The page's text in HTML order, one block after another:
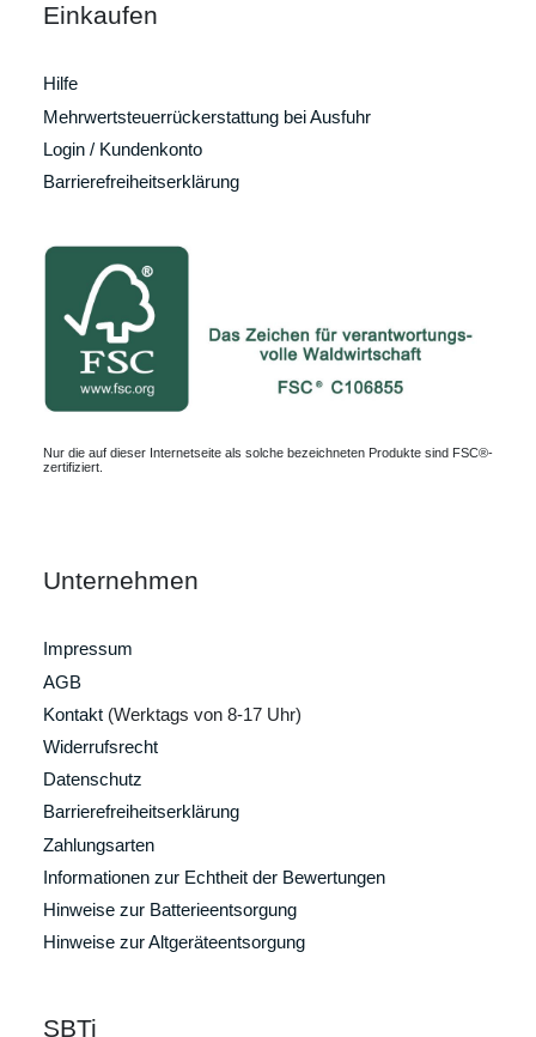
Einkaufen
Hilfe
Mehrwertsteuerrückerstattung bei Ausfuhr
Login / Kundenkonto
Barrierefreiheitserklärung
Nur die auf dieser Internetseite als solche bezeichneten Produkte sind FSC®-
zertifiziert.
Unternehmen
Impressum
AGB
Kontakt (Werktags von 8-17 Uhr)
Widerrufsrecht
Datenschutz
Barrierefreiheitserklärung
Zahlungsarten
Informationen zur Echtheit der Bewertungen
Hinweise zur Batterieentsorgung
Hinweise zur Altgeräteentsorgung
SBTi